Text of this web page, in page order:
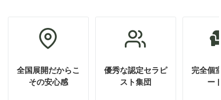
全国展開だからこ
その安心感
優秀な認定セラピ
スト集団
完全個
ー